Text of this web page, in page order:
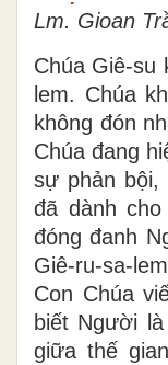
Lm. Gioan
Chúa Giê-su
lem. Chúa
không đón
Chúa đang
sự phản
đã dành
đóng đanh
Giê-ru-sa-
Con Chúa
biết Người
giữa thế